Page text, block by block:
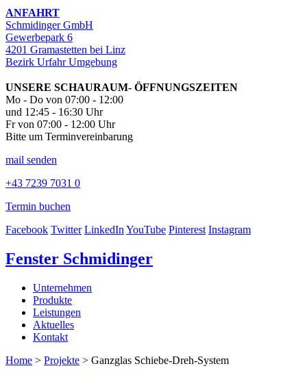
ANFAHRT
Schmidinger GmbH
Gewerbepark 6
4201 Gramastetten bei Linz
Bezirk Urfahr Umgebung
UNSERE SCHAURAUM- ÖFFNUNGSZEITEN
Mo - Do von 07:00 - 12:00
und 12:45 - 16:30 Uhr
Fr von 07:00 - 12:00 Uhr
Bitte um Terminvereinbarung
mail senden
+43 7239 7031 0
Termin buchen
Facebook Twitter LinkedInYouTube Pinterest Instagram
Fenster Schmidinger
Unternehmen
Produkte
Leistungen
Aktuelles
Kontakt
Home > Projekte > Ganzglas Schiebe-Dreh-System